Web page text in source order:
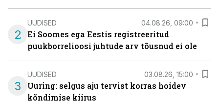
2
UUDISED 04.08.26, 09:00
Ei Soomes ega Eestis registreeritud
puukborrelioosi juhtude arv tõusnud ei ole
3
UUDISED 03.08.26, 15:00
Uuring: selgus aju tervist korras hoidev
kõndimise kiirus